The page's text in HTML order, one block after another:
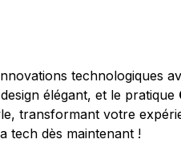
technologiques
élégant, et le pratique
transformant votre
tech dès maintenant !